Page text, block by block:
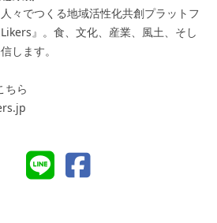
々でつくる地域活性化共創プラットフ
』。食、文化、産業、風土、そし
します。
ちら